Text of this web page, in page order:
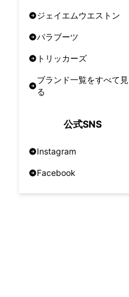
ジェイエムウエストン
パラブーツ
トリッカーズ
ブランド一覧をすべて見
る
公式SNS
Instagram
Facebook